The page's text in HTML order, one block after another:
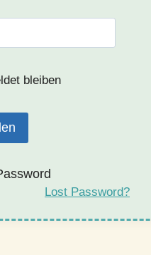
bleiben
Lost Password?